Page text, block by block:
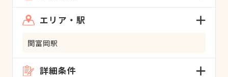
エリア・駅
関富岡駅
詳細条件